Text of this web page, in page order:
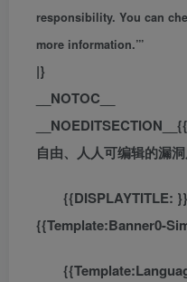
responsibility. You can
more information.”’
|}
__NOTOC__
自由、人人可编辑的漏
{{DISPLAYTITLE: }}
{{Template:Banner0-